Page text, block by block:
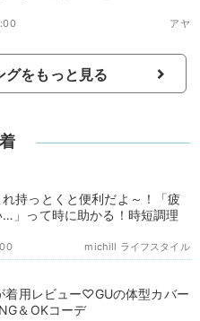
アヤ
グをもっと見る
持っとくと便利だよ～！「疲
」って時に助かる！時短調理
michill ライフスタイル
着用レビュー♡GUの体型カバー
＆OKコーデ